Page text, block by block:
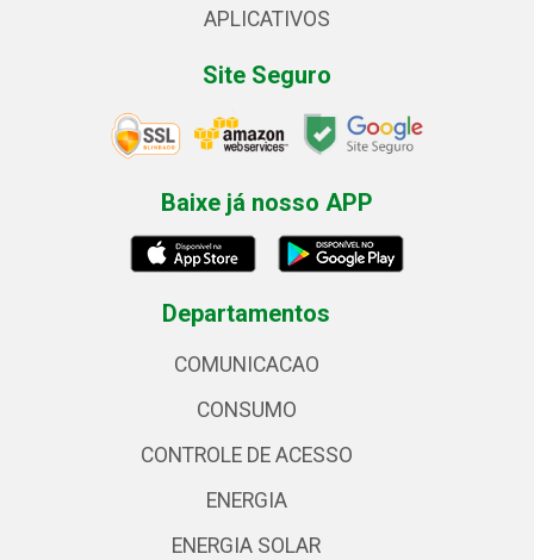
APLICATIVOS
Site Seguro
Baixe já nosso APP
Departamentos
COMUNICACAO
CONSUMO
CONTROLE DE ACESSO
ENERGIA
ENERGIA SOLAR